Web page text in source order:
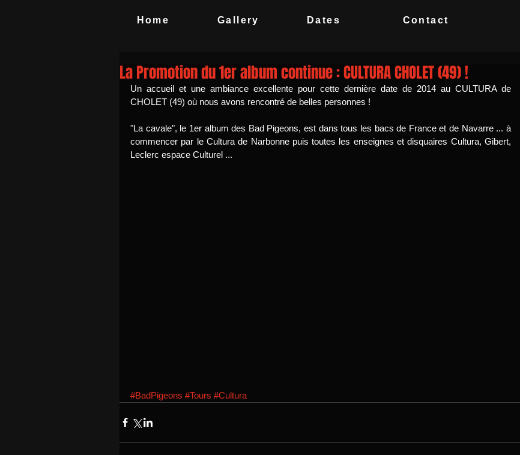
Home Gallery Dates Contact
La Promotion du 1er album continue : CULTURA CHOLET (49) !
Un accueil et une ambiance excellente pour cette dernière date de 2014 au CULTURA de
CHOLET (49) où nous avons rencontré de belles personnes !
"La cavale", le 1er album des Bad Pigeons, est dans tous les bacs de France et de Navarre ... à
commencer par le Cultura de Narbonne puis toutes les enseignes et disquaires Cultura, Gibert,
Leclerc espace Culturel ...
#BadPigeons #Tours #Cultura